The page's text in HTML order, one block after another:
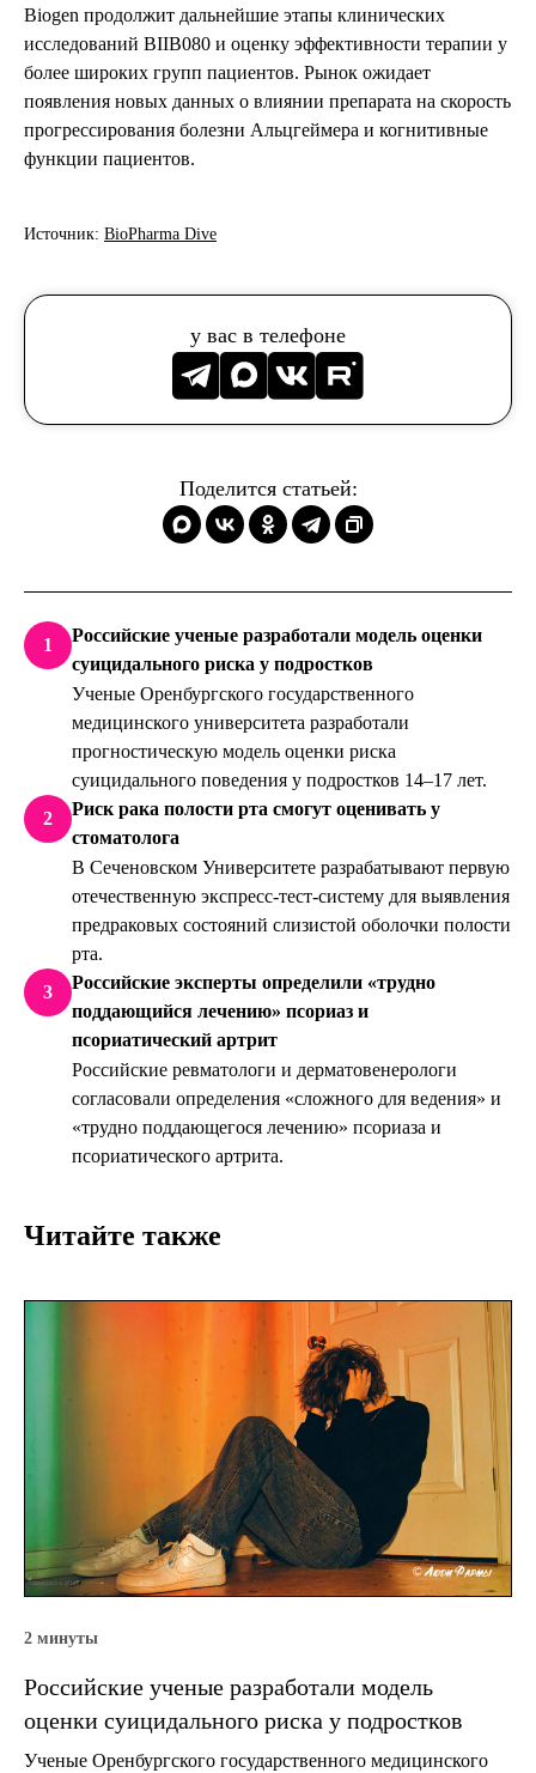
Biogen продолжит дальнейшие этапы клинических
исследований BIIB080 и оценку эффективности терапии у
более широких групп пациентов. Рынок ожидает
появления новых данных о влиянии препарата на скорость
прогрессирования болезни Альцгеймера и когнитивные
функции пациентов.
Источник: BioPharma Dive
у вас в телефоне
Поделится статьей:
1
Российские ученые разработали модель оценки
суицидального риска у подростков
Ученые Оренбургского государственного
медицинского университета разработали
прогностическую модель оценки риска
суицидального поведения у подростков 14–17 лет.
2
Риск рака полости рта смогут оценивать у
стоматолога
В Сеченовском Университете разрабатывают первую
отечественную экспресс-тест-систему для выявления
предраковых состояний слизистой оболочки полости
рта.
3
Российские эксперты определили «трудно
поддающийся лечению» псориаз и
псориатический артрит
Российские ревматологи и дерматовенерологи
согласовали определения «сложного для ведения» и
«трудно поддающегося лечению» псориаза и
псориатического артрита.
Читайте также
2 минуты
Российские ученые разработали модель
оценки суицидального риска у подростков
Ученые Оренбургского государственного медицинского